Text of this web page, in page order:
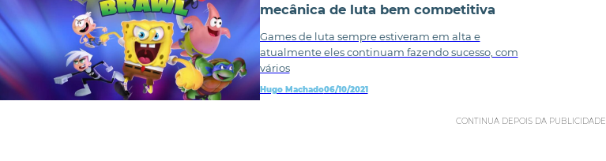
mecânica de luta bem competitiva
Games de luta sempre estiveram em alta e
atualmente eles continuam fazendo sucesso, com
vários
Hugo Machado06/10/2021
CONTINUA DEPOIS DA PUBLICIDADE